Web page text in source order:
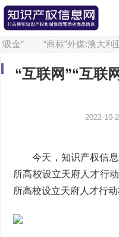
金” “商标”外媒:澳大利
“互联网”“互联
2022-10-
今天，知识产权信
所高校设立天府人才行
所高校设立天府人才行